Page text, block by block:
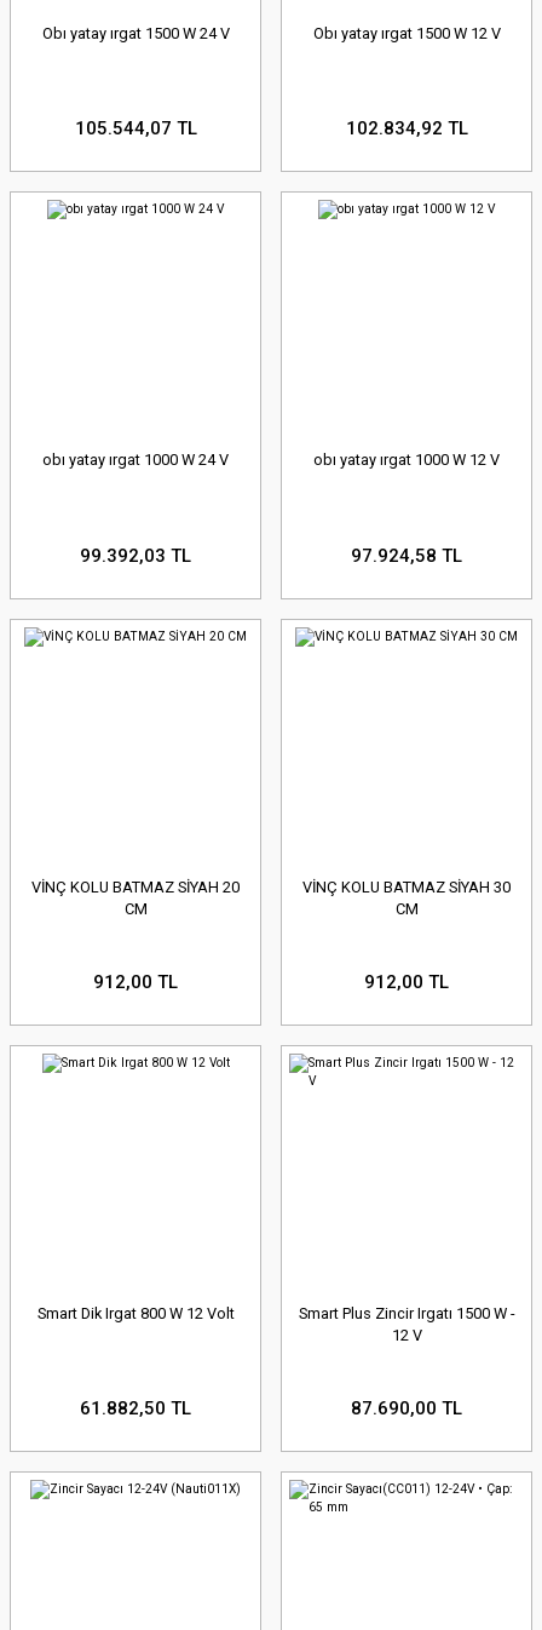
Obı yatay ırgat 1500 W 24 V
105.544,07 TL
Obı yatay ırgat 1500 W 12 V
102.834,92 TL
obı yatay ırgat 1000 W 24 V
99.392,03 TL
obı yatay ırgat 1000 W 12 V
97.924,58 TL
VİNÇ KOLU BATMAZ SİYAH 20
CM
912,00 TL
VİNÇ KOLU BATMAZ SİYAH 30
CM
912,00 TL
Smart Dik Irgat 800 W 12 Volt
61.882,50 TL
Smart Plus Zincir Irgatı 1500 W -
12 V
87.690,00 TL